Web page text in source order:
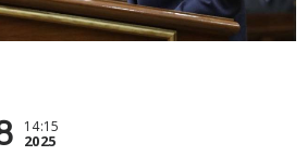
14:15
2025